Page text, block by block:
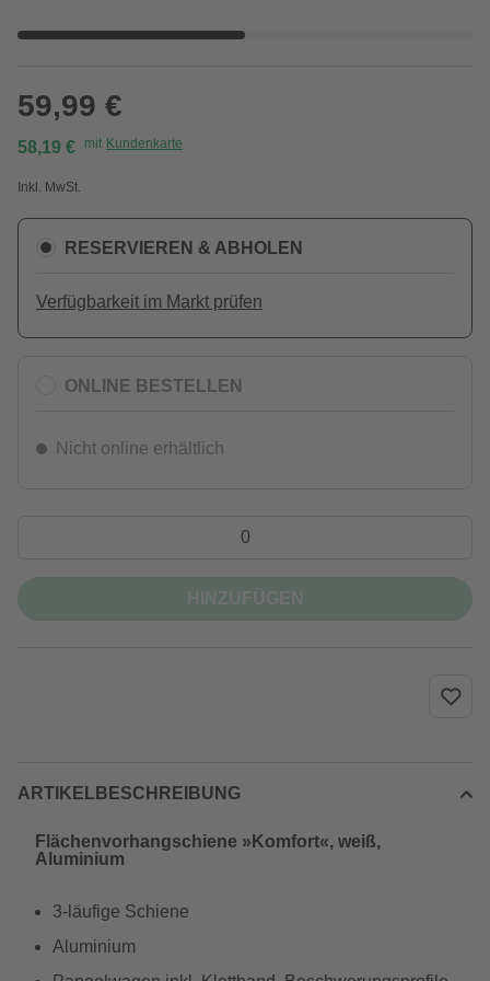
59,99 €
58,19 € mit Kundenkarte
Inkl. MwSt.
RESERVIEREN & ABHOLEN
Verfügbarkeit im Markt prüfen
ONLINE BESTELLEN
Nicht online erhältlich
ARTIKELBESCHREIBUNG
Flächenvorhangschiene »Komfort«, weiß,
Aluminium
3-läufige Schiene
Aluminium